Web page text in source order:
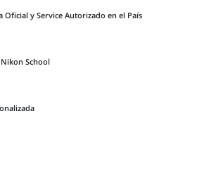
Oficial y Service Autorizado en el País
School